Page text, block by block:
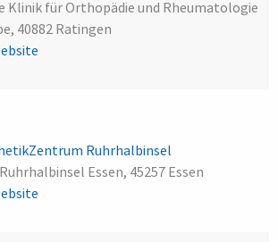
Klinik für Orthopädie und Rheumatologie
40882 Ratingen
Ruhrhalbinsel
Essen, 45257 Essen